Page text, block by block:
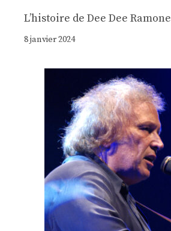
Lʼhistoire de Dee Dee Ramone
8 janvier 2024